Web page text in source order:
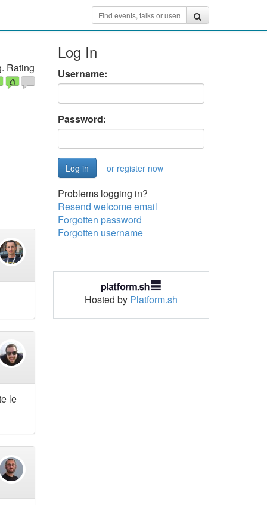
Rating
le
Log In
Username:
Password:
or register now
Problems logging in?
Resend welcome email
Forgotten password
Forgotten username
Hosted by Platform.sh